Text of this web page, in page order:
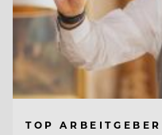
TOP ARBEITGEBER